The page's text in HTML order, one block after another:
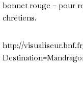
bonnet rouge – pour
chrétiens.
http://